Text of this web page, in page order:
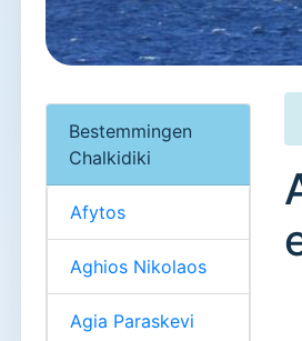
Bestemmingen
Chalkidiki
Afytos
Aghios Nikolaos
Agia Paraskevi